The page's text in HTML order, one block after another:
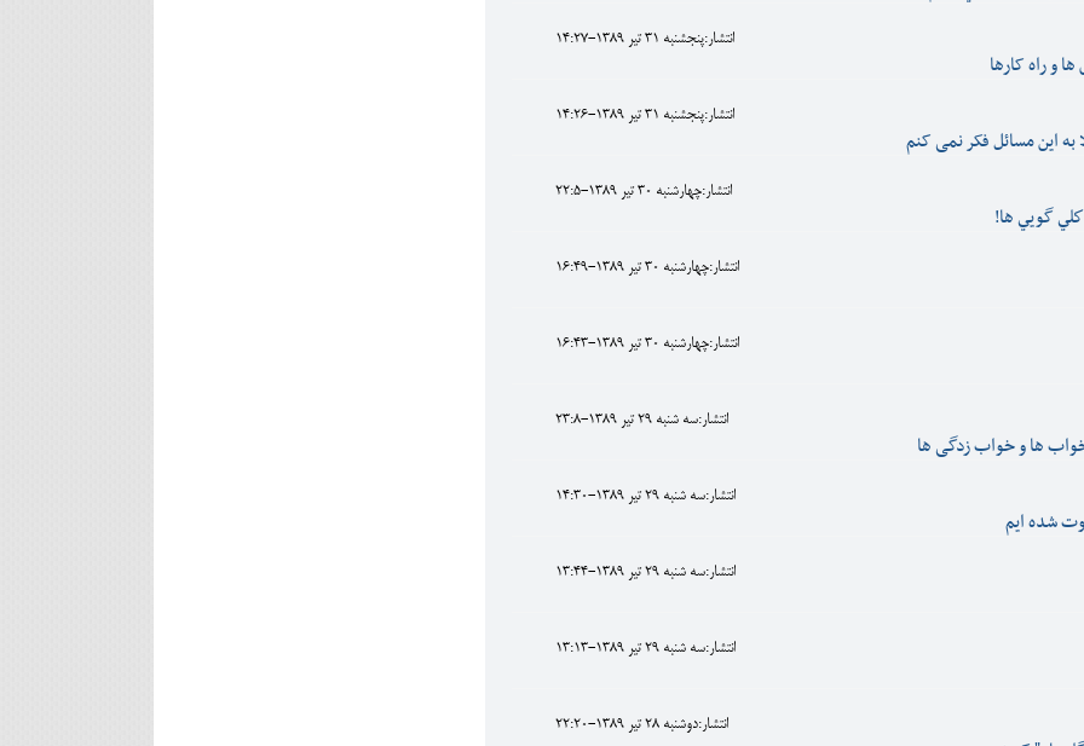
انتشار:پنجشنبه 31 تير 1389-14:27
و راه کارها
انتشار:پنجشنبه 31 تير 1389-14:26
به این مسائل فکر نمی کنم
انتشار:چهارشنبه 30 تير 1389-22:5
گويي ها!
انتشار:چهارشنبه 30 تير 1389-16:49
انتشار:چهارشنبه 30 تير 1389-16:43
انتشار:سه شنبه 29 تير 1389-23:8
ها و خواب زدگی ها
انتشار:سه شنبه 29 تير 1389-14:30
شده ايم
انتشار:سه شنبه 29 تير 1389-13:44
انتشار:سه شنبه 29 تير 1389-13:13
انتشار:دوشنبه 28 تير 1389-22:20